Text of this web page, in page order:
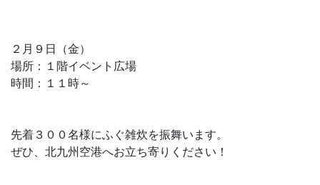
２月９日（金）
場所：１階イベント広場
時間：１１時～
先着３００名様にふぐ雑炊を振舞います。
ぜひ、北九州空港へお立ち寄りください！